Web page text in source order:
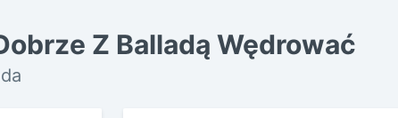
Z Balladą Wędrować